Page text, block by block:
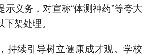
示义务，对宣称“体测神药”等夸大
架处理。
持续引导树立健康成才观。学校